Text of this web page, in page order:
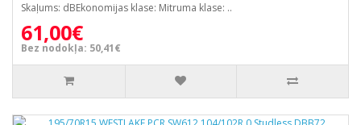
Skaļums: dBEkonomijas klase: Mitruma klase: ..
61,00€
Bez nodokļa: 50,41€